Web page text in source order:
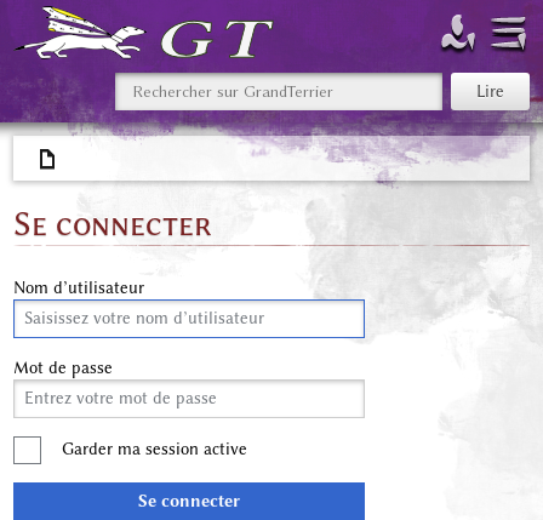
Se connecter
Nom d’utilisateur
Mot de passe
Garder ma session active
Se connecter